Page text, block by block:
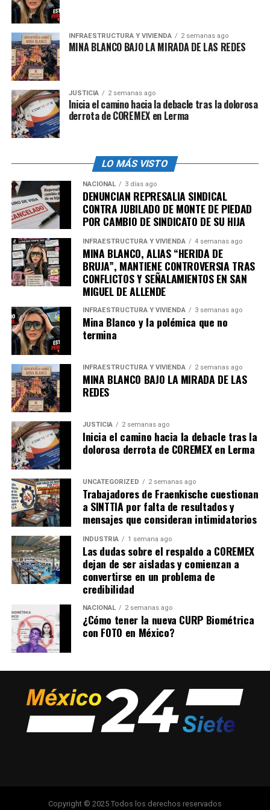
contra la extorsión en la vía pública. El jefe jurídico de la
Zona 7, Bonifacio Prado, recibió mensajes intimidatorios
luego de participar en acciones para regular el comercio
ambulante en la colonia Progreso Nacional. Estas
amenazas evidencian la resistencia de ciertos grupos
delictivos y la vulnerabilidad de los funcionarios ante la
corrupción y la delincuencia.
A pesar de estos esfuerzos, la percepción ciudadana
indica que las demandas de los habitantes de Gustavo A.
persistencia de prácticas corruptas y la falta de
resultados tangibles en materia de seguridad y orden
público han generado desconfianza hacia la
administración actual.
estrategias más contundentes y sostenibles para
combatir la corrupción y la delincuencia, asegurando
que los operativos no se queden en acciones
superficiales, sino que generen cambios reales en
beneficio de la comunidad.
admin
INFRAESTRUCTURA Y VIVIENDA 2 semanas ago
MINA BLANCO BAJO LA MIRADA DE LAS REDES
JUSTICIA 2 semanas ago
Inicia el camino hacia la debacle tras la dolorosa
derrota de COREMEX en Lerma
LO MÁS VISTO
NACIONAL 3 días ago
DENUNCIAN REPRESALIA SINDICAL
CONTRA JUBILADO DE MONTE DE PIEDAD
POR CAMBIO DE SINDICATO DE SU HIJA
INFRAESTRUCTURA Y VIVIENDA 4 semanas ago
MINA BLANCO, ALIAS “HERIDA DE
BRUJA”, MANTIENE CONTROVERSIA TRAS
CONFLICTOS Y SEÑALAMIENTOS EN SAN
MIGUEL DE ALLENDE
INFRAESTRUCTURA Y VIVIENDA 3 semanas ago
Mina Blanco y la polémica que no
termina
INFRAESTRUCTURA Y VIVIENDA 2 semanas ago
MINA BLANCO BAJO LA MIRADA DE LAS
REDES
JUSTICIA 2 semanas ago
Inicia el camino hacia la debacle tras la
dolorosa derrota de COREMEX en Lerma
UNCATEGORIZED 2 semanas ago
Trabajadores de Fraenkische cuestionan
a SINTTIA por falta de resultados y
mensajes que consideran intimidatorios
INDUSTRIA 1 semana ago
Las dudas sobre el respaldo a COREMEX
dejan de ser aisladas y comienzan a
convertirse en un problema de
credibilidad
NACIONAL 2 semanas ago
¿Cómo tener la nueva CURP Biométrica
con FOTO en México?
Copyright © 2025 Todos los derechos reservados